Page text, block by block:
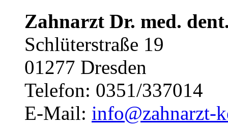
Zahnarzt Dr. med.
Schlüterstraße 19
01277 Dresden
Telefon: 0351/337014
E-Mail: info@zahnarzt-